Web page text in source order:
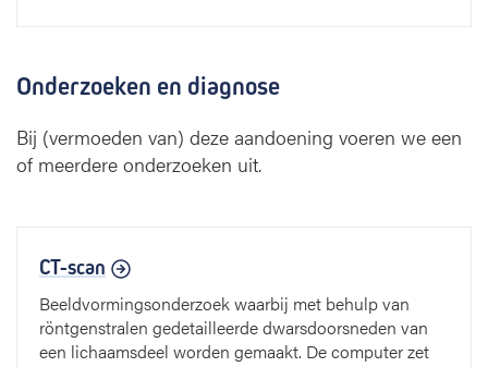
Onderzoeken en diagnose
Bij (vermoeden van) deze aandoening voeren we een
of meerdere onderzoeken uit.
CT-scan
Beeldvormingsonderzoek waarbij met behulp van
röntgenstralen gedetailleerde dwarsdoorsneden van
een lichaamsdeel worden gemaakt. De computer zet